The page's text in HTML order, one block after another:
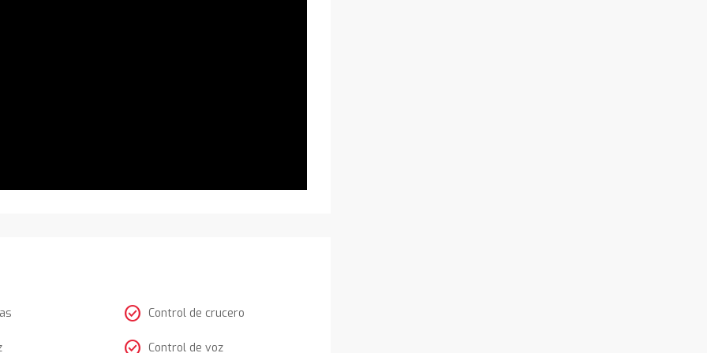
check_circle Control de crucero
check_circle Control de voz